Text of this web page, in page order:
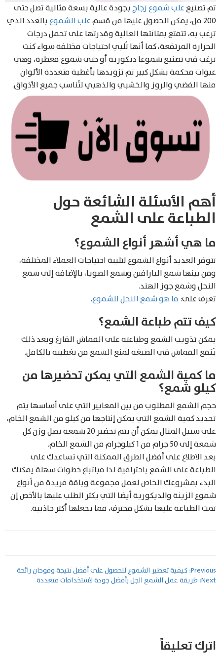
تم تصنيععلب شموع زجاجبجودة عالية بسعة مثالية تصل حتى
200 مل، يمكن الحصول عليها من قسم
علب الشموعبالعدد الذي
ترغب به، تتمتع بمتانتها العالية وقدرتها على تحمل درجات
الحرارة المرتفعة، كما أنها تُلبي احتياجات مختلفة سواء كنت
ترغب في تصنيع شموعا ديكورية أو حتى شموع معطرة، وهي
عبوات محكمة بشكل كبير تم تزويدها بأغطية متعددة الألوان
منها الفضي والروز والخشبي والذهبي لتُناسب جميع الأذواق.
أهم الأسئلة الشائعة حول
الطباعة على الشمع
ما هي أشهر أنواع الشموع؟
تتوفر العديد أنواع الشموع لتلبية احتياجات العملاء المختلفة،
ومن بينها شمع البارافين وشمع الصويا، بالإضافة إلى شمع
النحل وشمع جوز الهند.
تعرف على: ما هو شمع النحل للشموع.
كيف تتم طباعة الشمع؟
يمكن تذويب الشمع وطباعته على القماش الفارغ وبعد ذلك
يُنقع القماش في الصبغة لمنع الشمع من تغطيته بالكامل.
ما كمية الشمع التي يمكن تحضيرها من
كيلو شمع؟
حجم الشمع المطلوب من بين المعايير التي على أساسها يتم
تحديد كمية الشمع التي يمكن إنتاجها من كيلو من الشمع الخام،
على سبيل المثال يمكن أن يتم تحضير 20 شمعة يصل وزن كل
شمعة إلى 50 جرام من 1 كيلوجرام من الشمع الخام.
بعد الاطلاع على أفضل الطرق الممكنة التي تساعدك على
الطباعة على الشمع باحترافية لذا فباتباع خطوات سهلة يمكنك
البدء بمشروعك الخاص لعمل مجموعة وباقة فريدة من أنواع
شموع الزينة والديكورية أيضا التي يكثر الطلب عليها بالأخص إن
تمت الطباعة عليها بشكل محترف، مما يجعلها أكثر جاذبية.
تصفّح
المقالات
Previous: كيفية تعطير الشموع للحصول على أفضل نتيجة وفوحان رائحة
Next: طريقة عمل الشمع الجل بأفضل جودة لاستخدامات متعددة
اترك تعليقاً